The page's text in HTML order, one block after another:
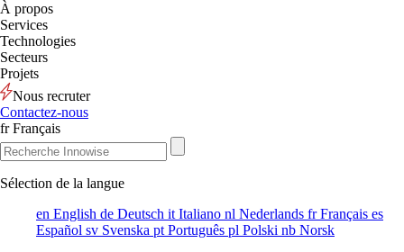
À propos
Services
Technologies
Secteurs
Projets
Nous recruter
Contactez-nous
fr Français
Sélection de la langue
en English de Deutsch it Italiano nl Nederlands frFrançais es
Español sv Svenska pt Português pl Polski nb Norsk